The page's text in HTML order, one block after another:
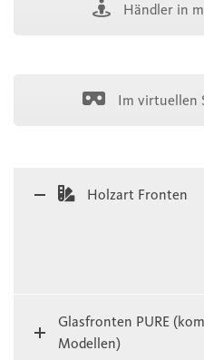
Händler in
Im virtuellen
Holzart Fronten
Glasfronten PURE
Modellen)